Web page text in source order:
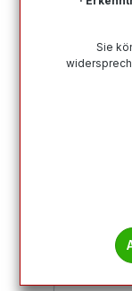
Versand,
Reifenprofis &
Wie
Sie